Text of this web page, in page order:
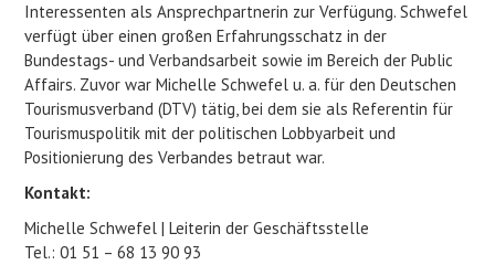
Interessenten als Ansprechpartnerin zur Verfügung. Schwefel
verfügt über einen großen Erfahrungsschatz in der
Bundestags- und Verbandsarbeit sowie im Bereich der Public
Affairs. Zuvor war Michelle Schwefel u. a. für den Deutschen
Tourismusverband (DTV) tätig, bei dem sie als Referentin für
Tourismuspolitik mit der politischen Lobbyarbeit und
Positionierung des Verbandes betraut war.
Kontakt:
Michelle Schwefel | Leiterin der Geschäftsstelle
Tel.: 01 51 – 68 13 90 93